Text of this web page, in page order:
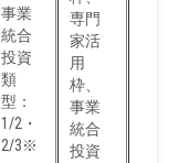
事業
統合
投資
類
型：
1/2・
2/3※
専門
家活
用
枠、
事業
統合
投資